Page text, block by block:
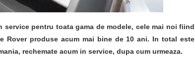
service pentru toata gama de modele, cele mai noi fiind
Rover produse acum mai bine de 10 ani. In total este
rechemate acum in service, dupa cum urmeaza.